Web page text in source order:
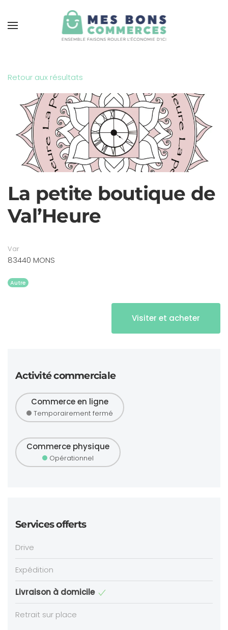
Skip to main content
Retour aux résultats
La petite boutique de
Val’Heure
Var
83440 MONS
Autre
Visiter et acheter
Activité commerciale
Commerce en ligne
Temporairement fermé
Commerce physique
Opérationnel
Services offerts
Drive
Expédition
Livraison à domicile
Retrait sur place